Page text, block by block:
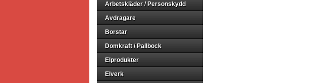
Arbetskläder / Personskydd
Avdragare
Borstar
Domkraft / Pallbock
Elprodukter
Elverk